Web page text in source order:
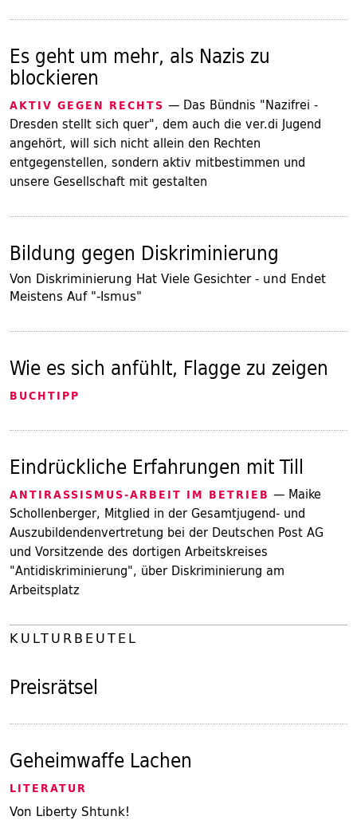
Es geht um mehr, als Nazis zu
blockieren
AKTIV GEGEN RECHTS — Das Bündnis "Nazifrei -
Dresden stellt sich quer", dem auch die ver.di Jugend
angehört, will sich nicht allein den Rechten
entgegenstellen, sondern aktiv mitbestimmen und
unsere Gesellschaft mit gestalten
Bildung gegen Diskriminierung
Von Diskriminierung Hat Viele Gesichter - und Endet
Meistens Auf "-Ismus"
Wie es sich anfühlt, Flagge zu zeigen
BUCHTIPP
Eindrückliche Erfahrungen mit Till
ANTIRASSISMUS-ARBEIT IM BETRIEB — Maike
Schollenberger, Mitglied in der Gesamtjugend- und
Auszubildendenvertretung bei der Deutschen Post AG
und Vorsitzende des dortigen Arbeitskreises
"Antidiskriminierung", über Diskriminierung am
Arbeitsplatz
KULTURBEUTEL
Preisrätsel
Geheimwaffe Lachen
LITERATUR
Von Liberty Shtunk!